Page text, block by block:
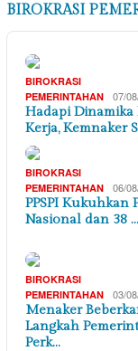
BIROKRASI
BIROKRASI
PEMERINTAHAN
07/
Hadapi Dinamika
Kerja, Kemnaker
BIROKRASI
PEMERINTAHAN
06/
PPSPI Kukuhkan
Nasional dan 38 …
BIROKRASI
PEMERINTAHAN
03/
Menaker
Langkah
Perk…